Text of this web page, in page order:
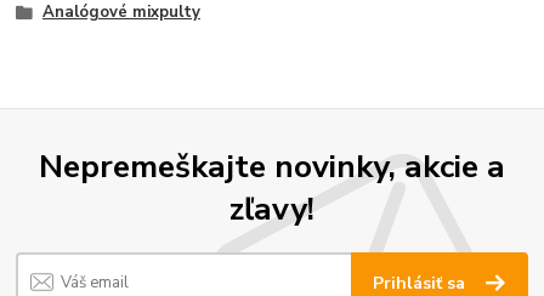
Analógové mixpulty
Nepremeškajte novinky, akcie a
zľavy!
Prihlásiť sa